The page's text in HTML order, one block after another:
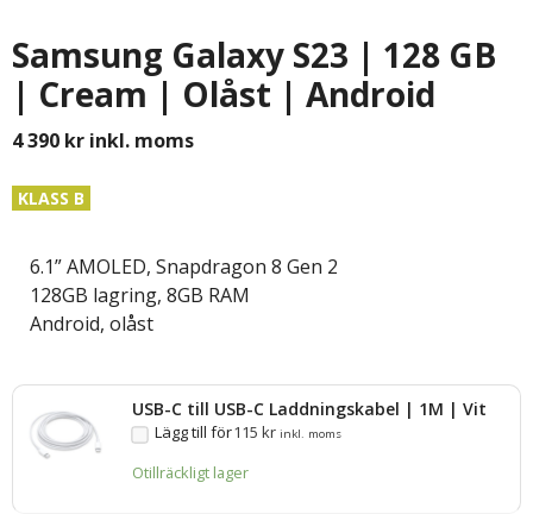
Samsung Galaxy S23 | 128 GB
| Cream | Olåst | Android
4 390 kr inkl. moms
KLASS B
6.1” AMOLED, Snapdragon 8 Gen 2
128GB lagring, 8GB RAM
Android, olåst
USB-C till USB-C Laddningskabel | 1M | Vit
Lägg till för115kr inkl. moms
Otillräckligt lager